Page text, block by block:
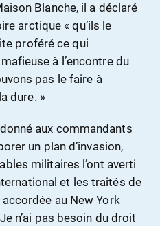
Blanche, il a déclaré
arctique « qu’ils le
proféré ce qui
à l’encontre du
pas le faire à
dure. »
aux commandants
un plan d’invasion,
militaires l’ont averti
et les traités de
accordée au New York
n’ai pas besoin du droit